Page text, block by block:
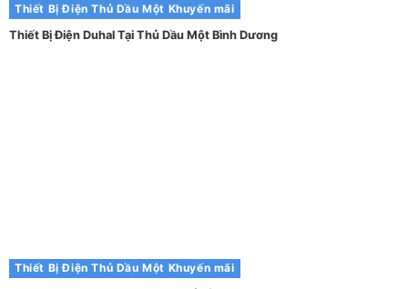
Thiết Bị Điện Thủ Dầu Một Khuyến mãi
Thiết Bị Điện Duhal Tại Thủ Dầu Một Bình Dương
Thiết Bị Điện Thủ Dầu Một Khuyến mãi